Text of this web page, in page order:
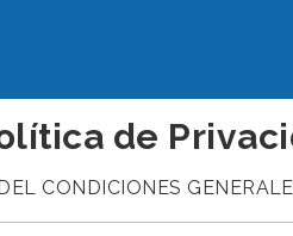
de
CONDICIONES